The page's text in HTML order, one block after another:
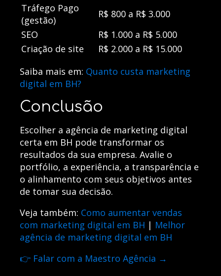
Tráfego Pago
(gestão)
R$ 800 a R$ 3.000
SEO
R$ 1.000 a R$ 5.000
Criação de site
R$ 2.000 a R$ 15.000
Saiba mais em: Quanto custa marketing
digital em BH?
Conclusão
Escolher a agência de marketing digital
certa em BH pode transformar os
resultados da sua empresa. Avalie o
portfólio, a experiência, a transparência e
o alinhamento com seus objetivos antes
de tomar sua decisão.
Veja também: Como aumentar vendas
com marketing digital em BH | Melhor
agência de marketing digital em BH
👉 Falar com a Maestro Agência →